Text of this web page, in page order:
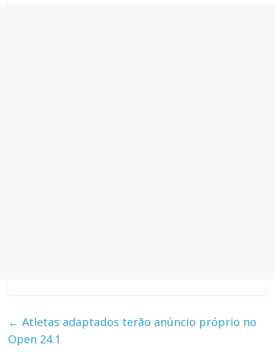
← Atletas adaptados terão anúncio próprio no
Open 24.1